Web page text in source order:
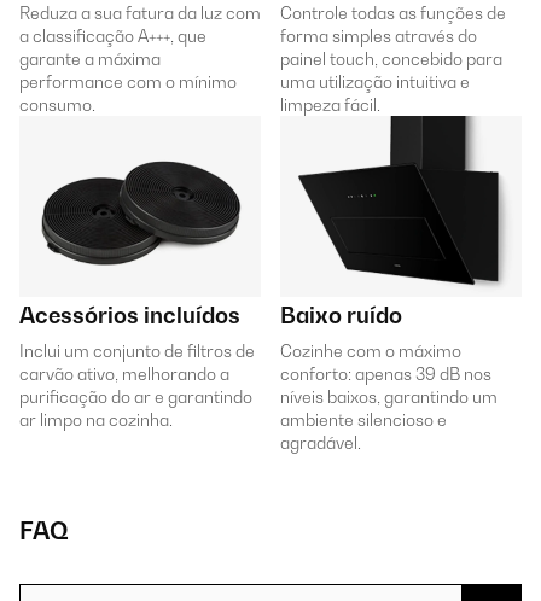
Reduza a sua fatura da luz com
a classificação A+++, que
garante a máxima
performance com o mínimo
consumo.
Controle todas as funções de
forma simples através do
painel touch, concebido para
uma utilização intuitiva e
limpeza fácil.
Acessórios incluídos
Inclui um conjunto de filtros de
carvão ativo, melhorando a
purificação do ar e garantindo
ar limpo na cozinha.
Baixo ruído
Cozinhe com o máximo
conforto: apenas 39 dB nos
níveis baixos, garantindo um
ambiente silencioso e
agradável.
FAQ